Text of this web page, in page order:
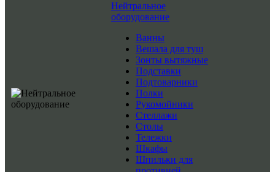
Нейтральное
оборудование
Ванны
Вешала для туш
Зонты вытяжные
Подставки
Подтоварники
Полки
Рукомойники
Стеллажи
Столы
Тележки
Шкафы
Шпильки для